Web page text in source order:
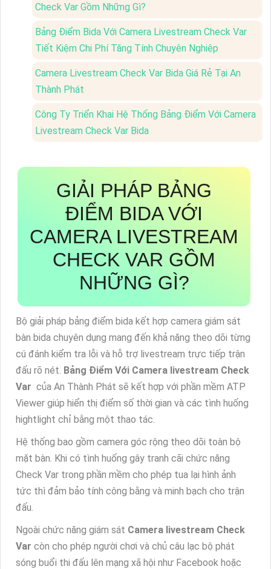
Check Var Gồm Những Gì?
Bảng Điểm Bida Với Camera Livestream Check Var
Tiết Kiệm Chi Phí Tăng Tính Chuyên Nghiệp
Camera Livestream Check Var Bida Giá Rẻ Tại An
Thành Phát
Công Ty Triển Khai Hệ Thống Bảng Điểm Với Camera
Livestream Check Var Bida
GIẢI PHÁP BẢNG
ĐIỂM BIDA VỚI
CAMERA LIVESTREAM
CHECK VAR GỒM
NHỮNG GÌ?
Bộ giải pháp bảng điểm bida kết hợp camera giám sát
bàn bida chuyên dụng mang đến khả năng theo dõi từng
cú đánh kiểm tra lỗi và hỗ trợ livestream trực tiếp trận
đấu rõ nét. Bảng Điểm Với Camera livestream Check
Var của An Thành Phát sẽ kết hợp với phần mềm ATP
Viewer giúp hiển thị điểm số thời gian và các tình huống
hightlight chỉ bằng một thao tác.
Hệ thống bao gồm camera góc rộng theo dõi toàn bộ
mặt bàn. Khi có tình huống gây tranh cãi chức năng
Check Var trong phần mềm cho phép tua lại hình ảnh
tức thì đảm bảo tính công bằng và minh bạch cho trận
đấu.
Ngoài chức năng giám sát Camera livestream Check
Var còn cho phép người chơi và chủ câu lạc bộ phát
sóng buổi thi đấu lên mạng xã hội như Facebook hoặc